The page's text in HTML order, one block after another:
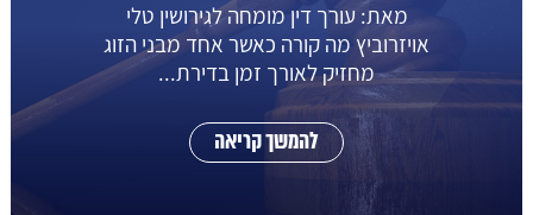
מאת: עורך דין מומחה לגירושין טלי
אויזרוביץ מה קורה כאשר אחד מבני הזוג
מחזיק לאורך זמן בדירת...
להמשך קריאה